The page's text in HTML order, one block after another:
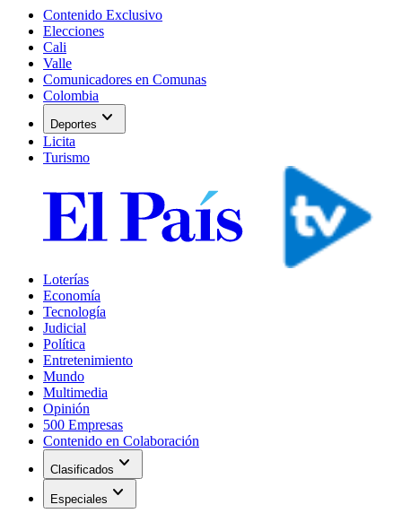
Contenido Exclusivo
Elecciones
Cali
Valle
Comunicadores en Comunas
Colombia
Deportes expand_more
Licita
Turismo
Loterías
Economía
Tecnología
Judicial
Política
Entretenimiento
Mundo
Multimedia
Opinión
500 Empresas
Contenido en Colaboración
Clasificados expand_more
Especiales expand_more